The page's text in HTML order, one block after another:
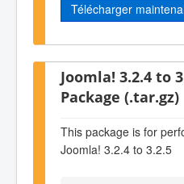
Télécharger
Joomla! 3.2.4 to
Package (.tar.gz)
This package is for
Joomla! 3.2.4 to 3.2.5